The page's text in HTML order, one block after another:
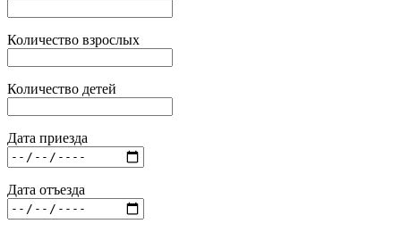
Количество взрослых
Количество детей
Дата приезда
Дата отъезда